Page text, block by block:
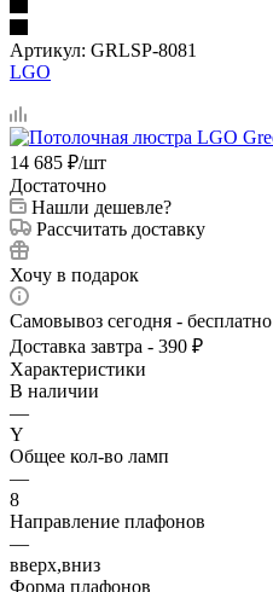
Артикул: GRLSP-8081
LGO
14 685 ₽/шт
Достаточно
Нашли дешевле?
Рассчитать доставку
Хочу в подарок
Самовывоз сегодня - бесплатно
Доставка завтра - 390 ₽
Характеристики
В наличии
—
Y
Общее кол-во ламп
—
8
Направление плафонов
—
вверх,вниз
Форма плафонов